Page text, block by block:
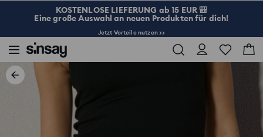
KOSTENLOSE LIEFERUNG ab 15 EUR 🎒
Eine große Auswahl an neuen Produkten für dich!
Jetzt Vorteile nutzen >>